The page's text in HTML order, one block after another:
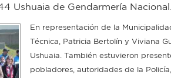
Ushuaia de Gendarmería Nacional.
En representación de la
Técnica, Patricia Bertolín y Viviana
Ushuaia. También estuvieron
pobladores, autoridades de la